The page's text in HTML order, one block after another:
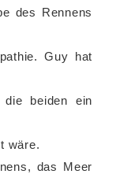
des Rennens
Guy hat
beiden ein
wäre.
das Meer